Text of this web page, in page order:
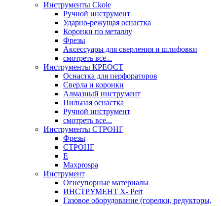
Инструменты Ckole
Ручной инструмент
Ударно‑режущая оснастка
Коронки по металлу
Фрезы
Аксессуары для сверления и шлифовки
смотреть все...
Инструменты КРЕОСТ
Оснастка для перфораторов
Сверла и коронки
Алмазный инструмент
Пильная оснастка
Ручной инструмент
смотреть все...
Инструменты СТРОНГ
Фрезы
СТРОНГ
Е
Maxprospa
Инструмент
Огнеупорные материалы
ИНСТРУМЕНТ X- Pert
Газовое оборудование (горелки, редукторы,